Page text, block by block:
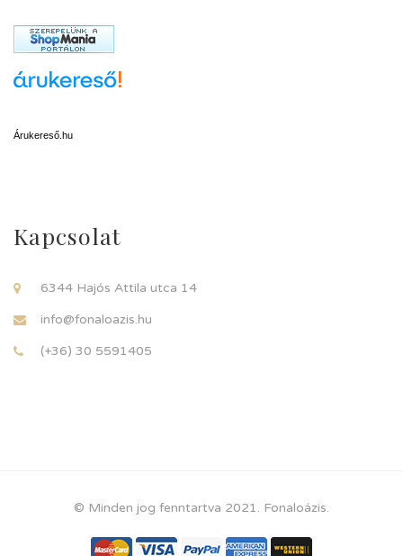
Árukereső.hu
Kapcsolat
6344 Hajós Attila utca 14
info@fonaloazis.hu
(+36) 30 5591405
© Minden jog fenntartva 2021. Fonaloázis.